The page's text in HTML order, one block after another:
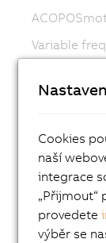
Variable
8MS-4
8WSA
8WSB gear
8LVA
8LVB gear
Cookies
naší
integrace
„Přijmout“
provedete
výběr se